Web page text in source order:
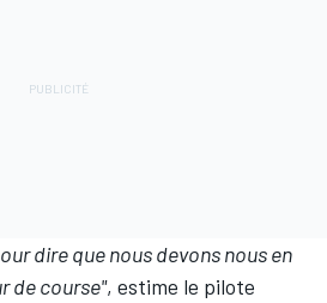
dire que nous devons nous en
de course", estime le pilote